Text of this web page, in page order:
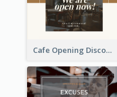
Cafe Opening Discount Facebook Post